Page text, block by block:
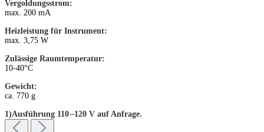
Vergoldungsstrom:
max. 200 mA
Heizleistung für Instrument:
max. 3,75 W
Zulässige Raumtemperatur:
10-40°C
Gewicht:
ca. 770 g
1)Ausführung 110 –120 V auf Anfrage.